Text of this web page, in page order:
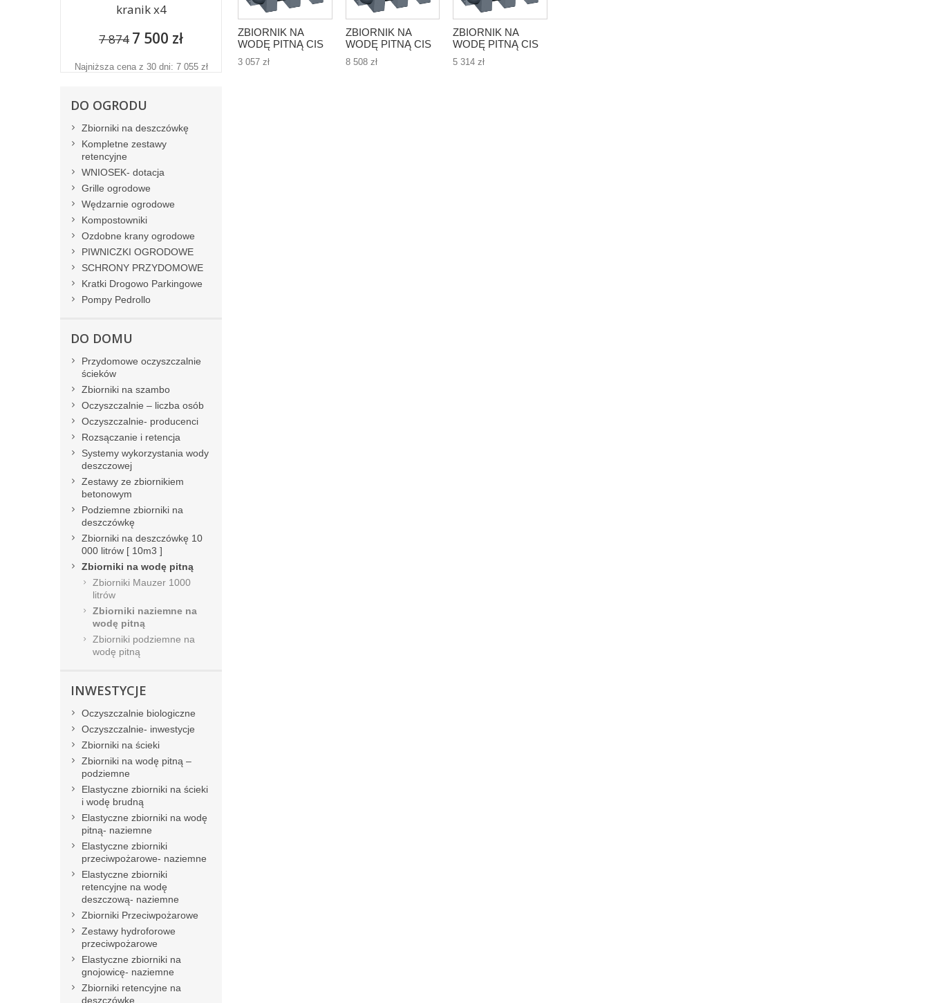
ZBIORNIK NA
WODĘ PITNĄ CIS
Cisterna 1500l-
1,5m3
3 057 zł
ZBIORNIK NA
WODĘ PITNĄ CIS
Cisterna - 5000l-
5m3
8 508 zł
ZBIORNIK NA
WODĘ PITNĄ CIS
Cisterna 3000l- 3m3
5 314 zł
kranik x4
7 874 7 500 zł
Najniższa cena z 30 dni: 7 055 zł
DO OGRODU
Zbiorniki na deszczówkę
Kompletne zestawy
retencyjne
WNIOSEK- dotacja
Grille ogrodowe
Wędzarnie ogrodowe
Kompostowniki
Ozdobne krany ogrodowe
PIWNICZKI OGRODOWE
SCHRONY PRZYDOMOWE
Kratki Drogowo Parkingowe
Pompy Pedrollo
DO DOMU
Przydomowe oczyszczalnie
ścieków
Zbiorniki na szambo
Oczyszczalnie – liczba osób
Oczyszczalnie- producenci
Rozsączanie i retencja
Systemy wykorzystania wody
deszczowej
Zestawy ze zbiornikiem
betonowym
Podziemne zbiorniki na
deszczówkę
Zbiorniki na deszczówkę 10
000 litrów [ 10m3 ]
Zbiorniki na wodę pitną
Zbiorniki Mauzer 1000
litrów
Zbiorniki naziemne na
wodę pitną
Zbiorniki podziemne na
wodę pitną
INWESTYCJE
Oczyszczalnie biologiczne
Oczyszczalnie- inwestycje
Zbiorniki na ścieki
Zbiorniki na wodę pitną –
podziemne
Elastyczne zbiorniki na ścieki
i wodę brudną
Elastyczne zbiorniki na wodę
pitną- naziemne
Elastyczne zbiorniki
przeciwpożarowe- naziemne
Elastyczne zbiorniki
retencyjne na wodę
deszczową- naziemne
Zbiorniki Przeciwpożarowe
Zestawy hydroforowe
przeciwpożarowe
Elastyczne zbiorniki na
gnojowicę- naziemne
Zbiorniki retencyjne na
deszczówkę